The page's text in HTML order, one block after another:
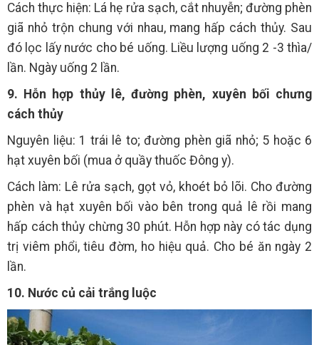
Cách thực hiện: Lá hẹ rửa sạch, cắt nhuyễn; đường phèn
giã nhỏ trộn chung với nhau, mang hấp cách thủy. Sau
đó lọc lấy nước cho bé uống. Liều lượng uống 2 -3 thìa/
lần. Ngày uống 2 lần.
9. Hỗn hợp thủy lê, đường phèn, xuyên bối chưng
cách thủy
Nguyên liệu: 1 trái lê to; đường phèn giã nhỏ; 5 hoặc 6
hạt xuyên bối (mua ở quầy thuốc Đông y).
Cách làm: Lê rửa sạch, gọt vỏ, khoét bỏ lõi. Cho đường
phèn và hạt xuyên bối vào bên trong quả lê rồi mang
hấp cách thủy chừng 30 phút. Hỗn hợp này có tác dụng
trị viêm phổi, tiêu đờm, ho hiệu quả. Cho bé ăn ngày 2
lần.
10. Nước củ cải trắng luộc